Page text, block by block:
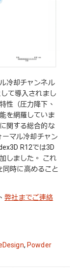
冷却チャンネル
て導入されまし
性（圧力降下、
を網羅していま
関する総合的な
マル冷却チャン
R12では3D
しました。 これ
時に高めること
弊社までご連絡
,Powder